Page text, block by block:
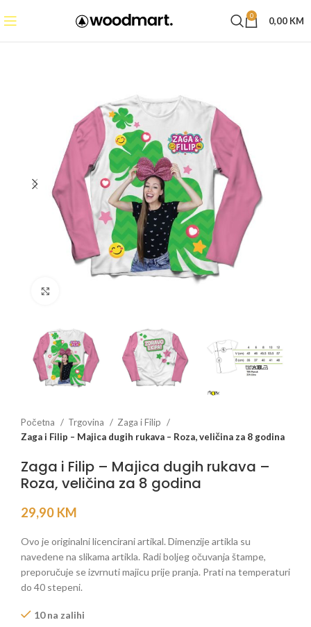
0 0,00 KM
Početna Trgovina
Zaga i Filip
Zaga i Filip – Majica dugih rukava – Roza, veličina za 8 godina
Zaga i Filip – Majica dugih rukava –
Roza, veličina za 8 godina
29,90 KM
Ovo je originalni licencirani artikal. Dimenzije artikla su
navedene na slikama artikla. Radi boljeg očuvanja štampe,
preporučuje se izvrnuti majicu prije pranja. Prati na temperaturi
do 40 stepeni.
10 na zalihi